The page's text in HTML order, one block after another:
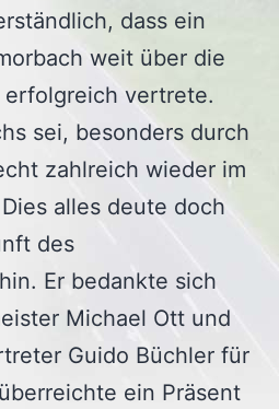
dass ein
weit über die
erfolgreich vertrete.
sei, besonders durch
zahlreich wieder im
alles deute doch
des
Er bedankte sich
Michael Ott und
Guido Büchler für
ein Präsent